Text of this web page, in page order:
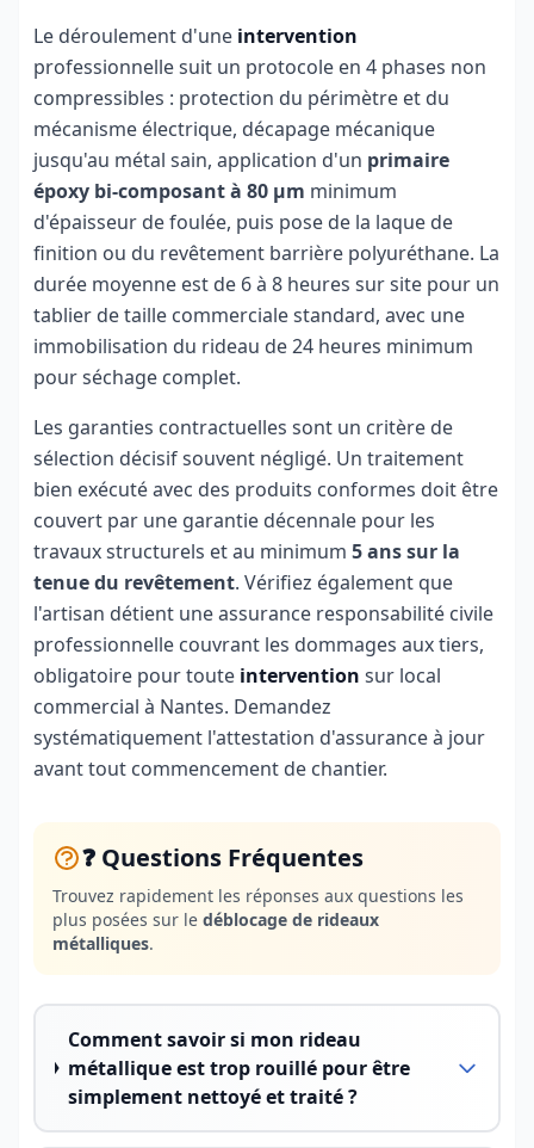
Le déroulement d'une intervention
professionnelle suit un protocole en 4 phases non
compressibles : protection du périmètre et du
mécanisme électrique, décapage mécanique
jusqu'au métal sain, application d'un primaire
époxy bi-composant à 80 µm minimum
d'épaisseur de foulée, puis pose de la laque de
finition ou du revêtement barrière polyuréthane. La
durée moyenne est de 6 à 8 heures sur site pour un
tablier de taille commerciale standard, avec une
immobilisation du rideau de 24 heures minimum
pour séchage complet.
Les garanties contractuelles sont un critère de
sélection décisif souvent négligé. Un traitement
bien exécuté avec des produits conformes doit être
couvert par une garantie décennale pour les
travaux structurels et au minimum 5 ans sur la
tenue du revêtement. Vérifiez également que
l'artisan détient une assurance responsabilité civile
professionnelle couvrant les dommages aux tiers,
obligatoire pour toute intervention sur local
commercial à Nantes. Demandez
systématiquement l'attestation d'assurance à jour
avant tout commencement de chantier.
❓ Questions Fréquentes
Trouvez rapidement les réponses aux questions les
plus posées sur le déblocage de rideaux
métalliques.
Comment savoir si mon rideau
métallique est trop rouillé pour être
simplement nettoyé et traité ?